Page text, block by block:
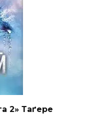
2» Таґере